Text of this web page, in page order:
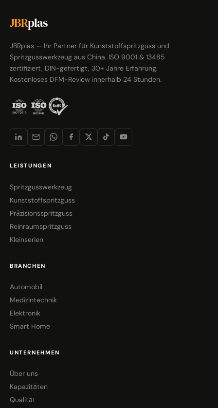
JBRplas
JBRplas — Ihr Partner für Kunststoffspritzguss und
Spritzgusswerkzeug aus China. ISO 9001 & 13485
zertifiziert, DIN-gefertigt, 30+ Jahre Erfahrung.
Kostenloses DFM-Review innerhalb 24 Stunden.
LEISTUNGEN
Spritzgusswerkzeug
Kunststoffspritzguss
Präzisionsspritzguss
Reinraumspritzguss
Kleinserien
BRANCHEN
Automobil
Medizintechnik
Elektronik
Smart Home
UNTERNEHMEN
Über uns
Kapazitäten
Qualität